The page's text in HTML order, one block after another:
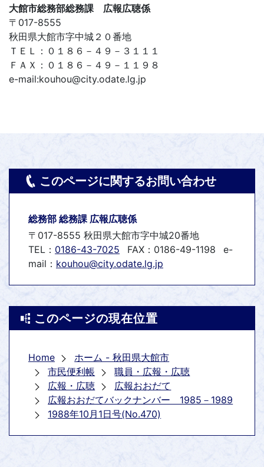
大館市総務部総務課 広報広聴係
〒017-8555
秋田県大館市字中城２０番地
ＴＥＬ：０１８６－４９－３１１１
ＦＡＸ：０１８６－４９－１１９８
e-mail:kouhou@city.odate.lg.jp
このページに関するお問い合わせ
総務部 総務課 広報広聴係
〒017-8555 秋田県大館市字中城20番地
TEL： 0186-43-7025 FAX：0186-49-1198
e-
mail： kouhou@city.odate.lg.jp
このページの現在位置
Home
ホーム - 秋田県大館市
市民便利帳
職員・広報・広聴
広報・広聴
広報おおだて
広報おおだてバックナンバー 1985－1989
1988年10月1日号(No.470)